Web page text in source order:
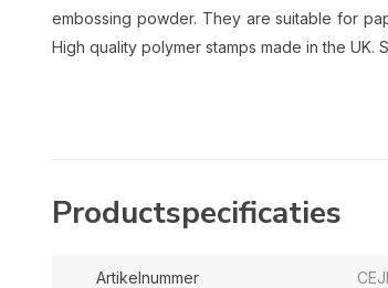
embossing powder. They are suitable for
High quality polymer stamps made in the UK.
Productspecificaties
Artikelnummer